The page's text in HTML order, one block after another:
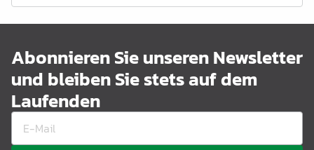
Abonnieren Sie unseren Newsletter
und bleiben Sie stets auf dem
Laufenden